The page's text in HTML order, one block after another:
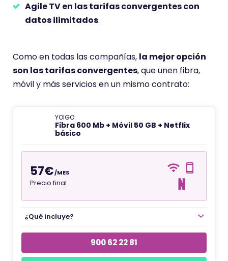
Agile TV en las tarifas convergentes con
datos ilimitados.
Como en todas las compañías, la mejor opción
son las tarifas convergentes, que unen fibra,
móvil y más servicios en un mismo contrato:
YOIGO
Fibra 600 Mb + Móvil 50 GB + Netflix
básico
57€/MES
Precio final
¿Qué incluye?
900 62 22 81